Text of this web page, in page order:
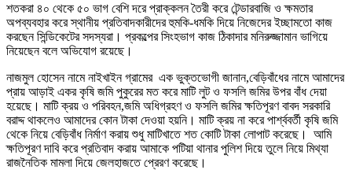
শতকরা ৪০ থেকে ৫০ ভাগ বেশি দরে প্রাক্কলন তৈরী করে টেন্ডারবাজি ও ক্ষমতার
অপব্যবহার করে স্থানীয় প্রতিবাদকারীদের হুমকি-ধমকি দিয়ে নিজেদের ইচ্ছামতো কাজ
করছেন সিন্ডিকেটের সদস্যরা। প্রকল্পের সিংহভাগ কাজ ঠিকাদার মনিরুজ্জামান ভাগিয়ে
নিয়েছেন বলে অভিযোগ রয়েছে।
নাজমুল হোসেন নামে নাইখাইন গ্রামের এক ভুক্তভোগী জানান,বেড়িবাঁধের নামে আমাদের
প্রায় আড়াই একর কৃষি জমি পুকুরের মত করে মাটি লুট ও ফসলি জমির উপর বাঁধ দেয়া
হয়েছে। মাটি ক্রয় ও পরিবহন,জমি অধিগ্রহণ ও ফসলি জমির ক্ষতিপূরণ বাবদ সরকারি
বরাদ্দ থাকলেও আমাদের কোন টাকা দেওয়া হয়নি। মাটি ক্রয় না করে পার্শ্ববর্তী কৃষি জমি
থেকে নিয়ে বেড়িবাঁধ নির্মাণ করায় শুধু মাটিখাতে শত কোটি টাকা লোপাট করেছে। আমি
ক্ষতিপূরণ দাবি করে প্রতিবাদ করায় আমাকে পটিয়া থানার পুলিশ দিয়ে তুলে নিয়ে মিথ্যা
রাজনৈতিক মামলা দিয়ে জেলহাজতে প্রেরণ করেছে।